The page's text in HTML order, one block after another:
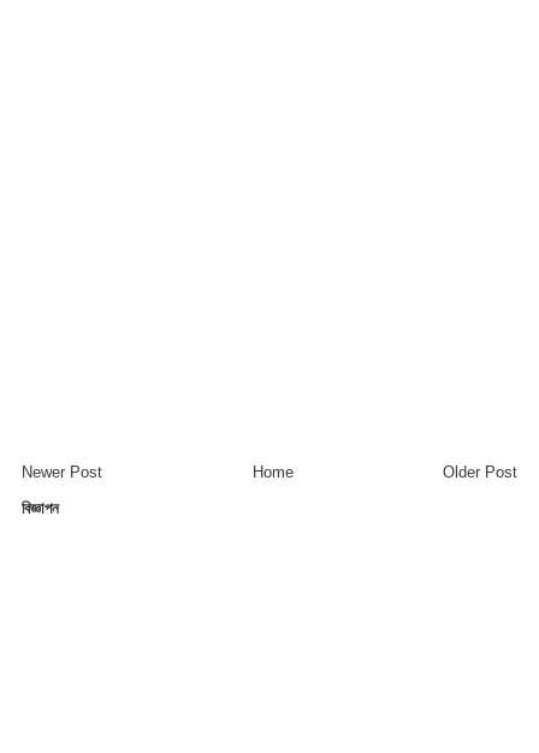
Newer Post Older Post
Home
বিজ্ঞাপন